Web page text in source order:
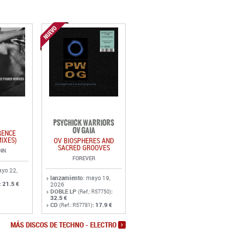
22,
: 21.5 €
PSYCHICK WARRIORS
OV GAIA
OV BIOSPHERES AND
SACRED GROOVES
FOREVER
lanzamiento: mayo 19,
2026
DOBLE LP (Ref.: R57750):
32.5 €
CD (Ref.: R57781): 17.9 €
MÁS DISCOS DE TECHNO - ELECTRO